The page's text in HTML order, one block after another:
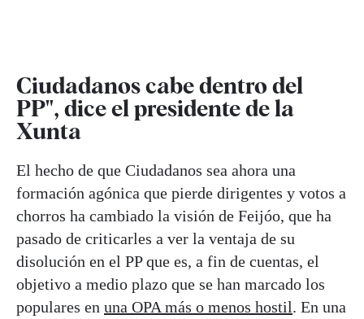
Ciudadanos cabe dentro del
PP", dice el presidente de la
Xunta
El hecho de que Ciudadanos sea ahora una
formación agónica que pierde dirigentes y votos a
chorros ha cambiado la visión de Feijóo, que ha
pasado de criticarles a ver la ventaja de su
disolución en el PP que es, a fin de cuentas, el
objetivo a medio plazo que se han marcado los
populares en una OPA más o menos hostil. En una